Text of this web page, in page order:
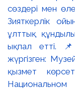
сөздері мен
Зияткерлік
ұлттық
ықпал етті.
жүргізген:
қызмет